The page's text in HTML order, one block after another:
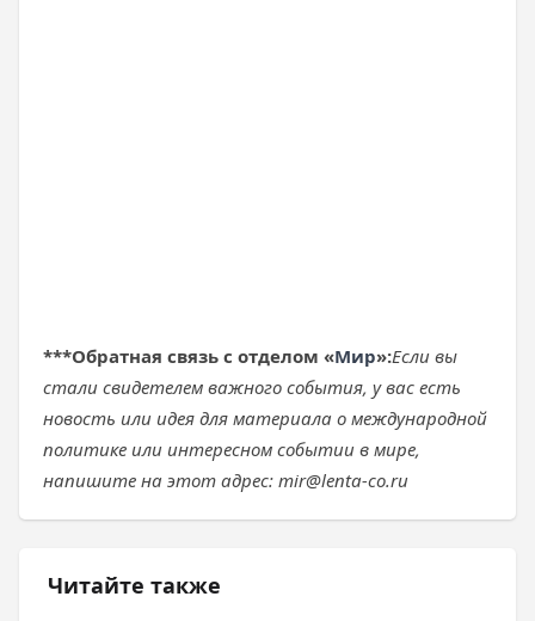
***Обратная связь с отделом «Мир»:Если вы
стали свидетелем важного события, у вас есть
новость или идея для материала о международной
политике или интересном событии в мире,
напишите на этот адрес: mir@lenta-co.ru
Читайте также